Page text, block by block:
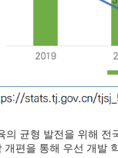
의 균형 발전을 위해 전
개편을 통해 우선 개발